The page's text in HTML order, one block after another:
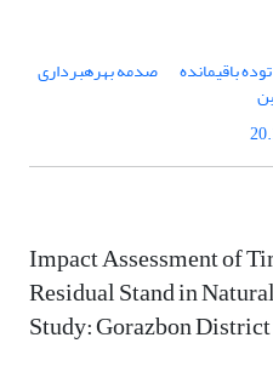
باقیمانده صدمه بهرهبرداری
Impact Assessment of
Residual Stand in
Study: Gorazbon